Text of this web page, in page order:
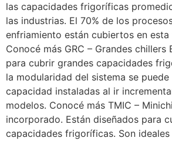
las capacidades frigoríficas
las industrias. El 70% de los
enfriamiento están cubiertos en
Conocé más GRC – Grandes chillers
para cubrir grandes capacidades
la modularidad del sistema se
capacidad instaladas al ir
modelos. Conocé más TMIC –
incorporado. Están diseñados para
capacidades frigoríficas. Son